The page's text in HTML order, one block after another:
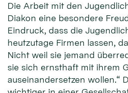
Die Arbeit mit den
Diakon eine besondere
Eindruck, dass die
heutzutage Firmen lassen,
Nicht weil sie jemand
sie sich ernsthaft mit ihrem
auseinandersetzen wollen.“